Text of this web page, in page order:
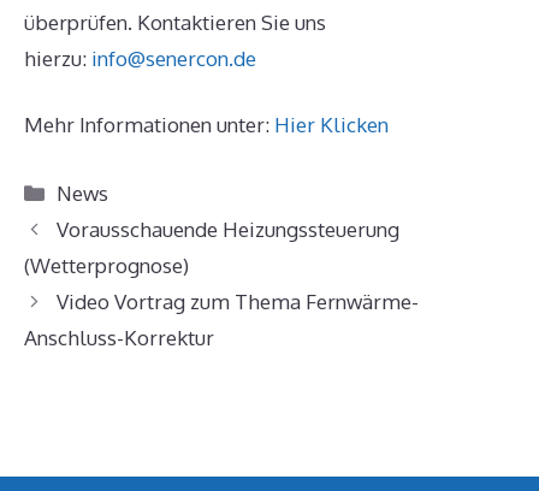
überprüfen. Kontaktieren Sie uns
hierzu: info@senercon.de
Mehr Informationen unter: Hier Klicken
Kategorien
News
Vorausschauende Heizungssteuerung
(Wetterprognose)
Video Vortrag zum Thema Fernwärme-
Anschluss-Korrektur